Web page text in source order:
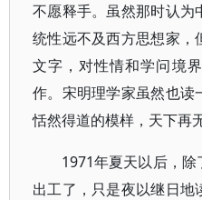
不愿释手。虽然那时认为
统性远不及西方思想家，
文字，对性情和学问境
作。宋明理学家虽然也读
恬然得道的模样，天下再
1971年夏天以后，
出工了，只是夜以继日